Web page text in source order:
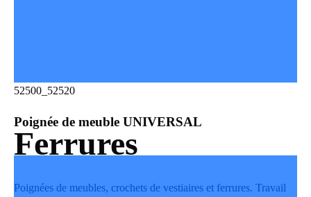
Ferrures
Poignées de meubles, crochets de vestiaires et ferrures. Travail
52500_52520
Poignée de meuble UNIVERSAL